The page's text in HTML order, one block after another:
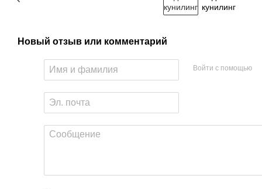
Новый отзыв или комментарий
Войти с помощью